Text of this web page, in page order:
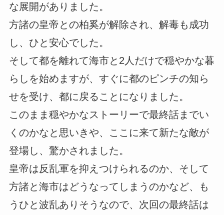
な展開がありました。
方諸の皇帝との柏奚が解除され、解毒も成功
し、ひと安心でした。
そして都を離れて海市と2人だけで穏やかな暮
らしを始めますが、すぐに都のピンチの知ら
せを受け、都に戻ることになりました。
このまま穏やかなストーリーで最終話までい
くのかなと思いきや、ここに来て新たな敵が
登場し、驚かされました。
皇帝は反乱軍を抑えつけられるのか、そして
方諸と海市はどうなってしまうのかなど、も
うひと波乱ありそうなので、次回の最終話は